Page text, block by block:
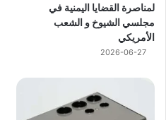
لمناصرة القضايا اليمنية في
مجلسي الشيوخ و الشعب
الأمريكي
2026-06-27